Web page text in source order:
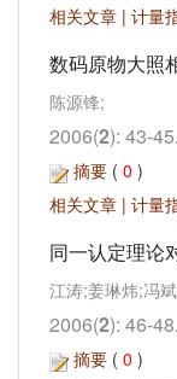
相关文章 | 计量
数码原物大照
陈源锋;
2006(2): 43-45.
摘要 ( 0 )
相关文章 | 计量
同一认定理论
江涛;姜琳炜;冯
2006(2): 46-48.
摘要 ( 0 )